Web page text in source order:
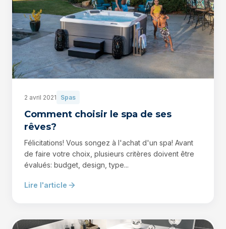
2 avril 2021 Spas
Comment choisir le spa de ses
rêves?
Félicitations! Vous songez à l'achat d'un spa! Avant
de faire votre choix, plusieurs critères doivent être
évalués: budget, design, type...
Lire l'article